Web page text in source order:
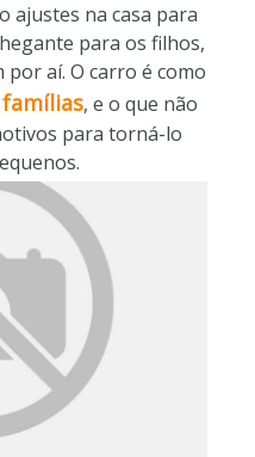
ajustes na casa para
para os filhos,
por aí. O carro é como
famílias, e o que não
para torná-lo